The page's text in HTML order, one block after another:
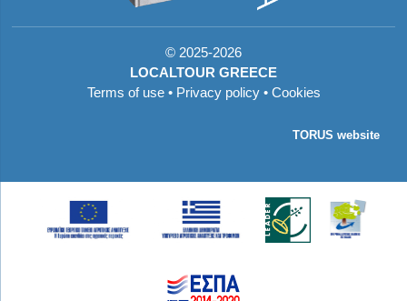
© 2025-2026
LOCALTOUR GREECE
Terms of use• Privacy policy• Cookies
TORUS website